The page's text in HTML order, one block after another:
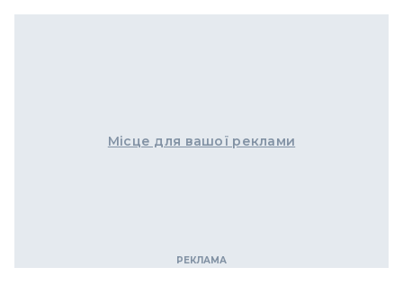
Місце для вашої реклами